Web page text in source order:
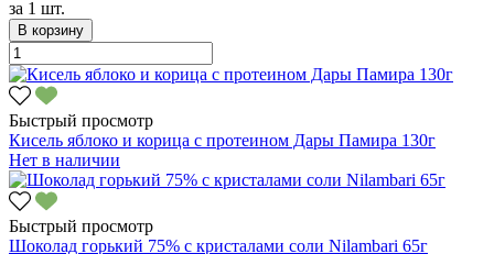
за 1 шт.
В корзину
Быстрый просмотр
Кисель яблоко и корица с протеином Дары Памира 130г
Нет в наличии
Быстрый просмотр
Шоколад горький 75% с кристалами соли Nilambari 65г